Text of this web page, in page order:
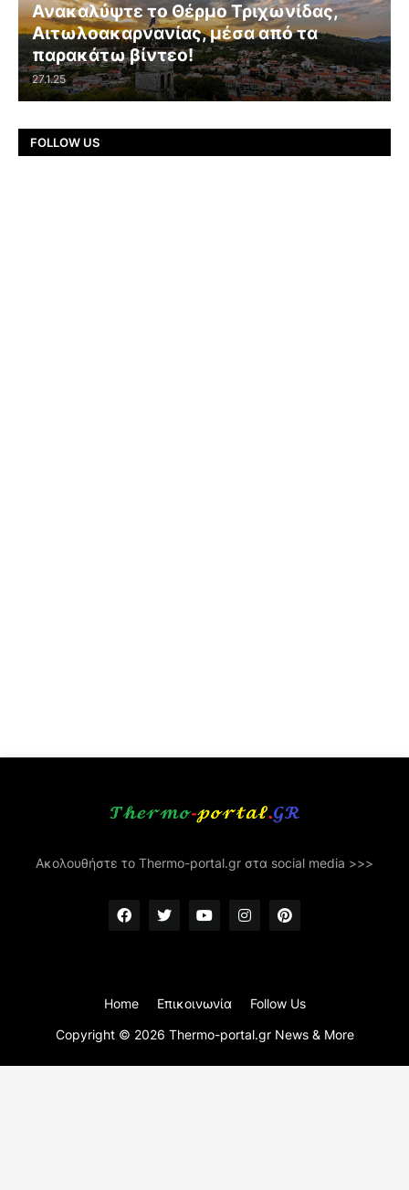
Ανακαλύψτε το Θέρμο Τριχωνίδας,
Αιτωλοακαρνανίας, μέσα από τα
παρακάτω βίντεο!
27.1.25
FOLLOW US
Ακολουθήστε το Thermo-portal.gr στα social media >>>
Copyright © 2026 Thermo-portal.gr News & More
Home Επικοινωνία Follow Us